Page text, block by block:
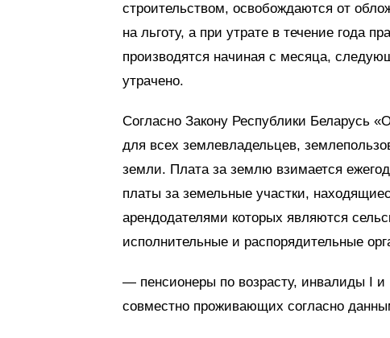
строительством, освобождаются от
на льготу, а при утрате в течение года
производятся начиная с месяца,
утрачено.
Согласно Закону Республики Беларусь
для всех землевладельцев,
земли. Плата за землю взимается
платы за земельные участки,
арендодателями которых являются
исполнительные и распорядительные
— пенсионеры по возрасту, инвалиды I и
совместно проживающих согласно